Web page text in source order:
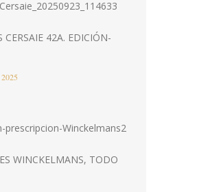
CERSAIE 42A. EDICIÓN-
WINCKELMANS, TODO